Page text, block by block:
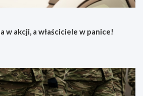
w akcji, a właściciele w panice!